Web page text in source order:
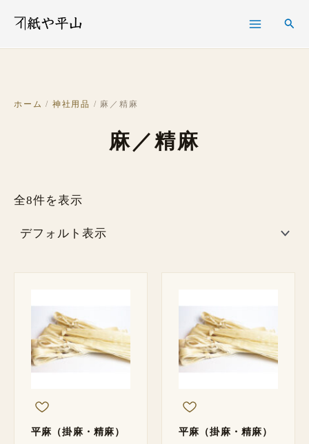
検
索
ホーム / 神社用品 / 麻／精麻
麻／精麻
全8件を表示
平麻（掛麻・精麻）
平麻（掛麻・精麻）